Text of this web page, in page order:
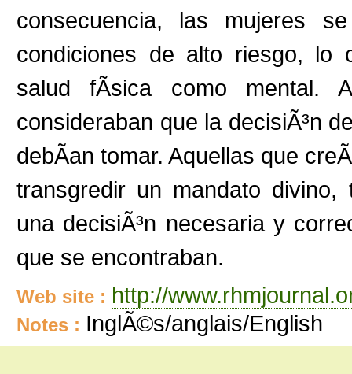
consecuencia, las mujeres
condiciones de alto riesgo, lo
salud fÃ­sica como mental.
consideraban que la decisiÃ³n
debÃ­an tomar. Aquellas que
transgredir un mandato
una decisiÃ³n necesaria y
que se encontraban.
Web site : http://
Notes : InglÃ©s/anglais/English